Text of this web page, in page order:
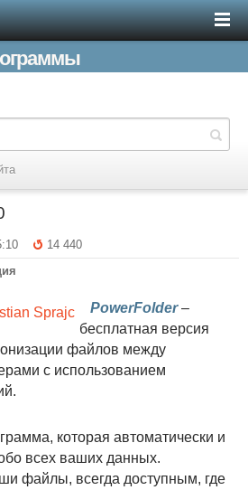
14 440
PowerFolder–
бесплатная версия
файлов между
с использованием
которая автоматически и
всех ваших данных.
файлы, всегда доступным, где